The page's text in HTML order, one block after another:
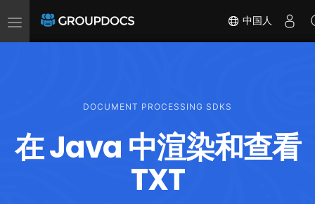
Toggle
navigation
中国人
DOCUMENT PROCESSING SDKS
在 Java 中渲染和查看
TXT